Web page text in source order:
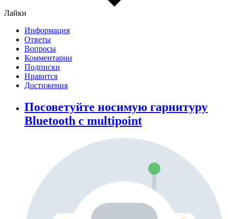
Лайки
Информация
Ответы
Вопросы
Комментарии
Подписки
Нравится
Достижения
Посоветуйте носимую гарнитуру
Bluetooth с multipoint